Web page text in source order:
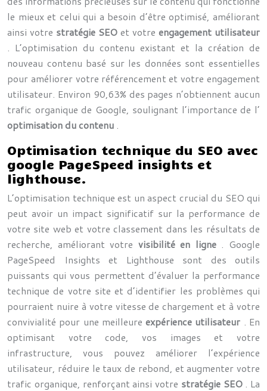
le mieux et celui qui a besoin d’être optimisé, améliorant
ainsi votre stratégie SEO et votre engagement utilisateur
. L’optimisation du contenu existant et la création de
nouveau contenu basé sur les données sont essentielles
pour améliorer votre référencement et votre engagement
utilisateur. Environ 90,63% des pages n’obtiennent aucun
trafic organique de Google, soulignant l’importance de l’
optimisation du contenu .
Optimisation technique du SEO avec
google PageSpeed insights et
lighthouse.
L’optimisation technique est un aspect crucial du SEO qui
peut avoir un impact significatif sur la performance de
votre site web et votre classement dans les résultats de
recherche, améliorant votre visibilité en ligne . Google
PageSpeed Insights et Lighthouse sont des outils
puissants qui vous permettent d’évaluer la performance
technique de votre site et d’identifier les problèmes qui
pourraient nuire à votre vitesse de chargement et à votre
convivialité pour une meilleureexpérience utilisateur . En
optimisant votre code, vos images et votre
infrastructure, vous pouvez améliorer l’expérience
utilisateur, réduire le taux de rebond, et augmenter votre
trafic organique, renforçant ainsi votre stratégie SEO . La